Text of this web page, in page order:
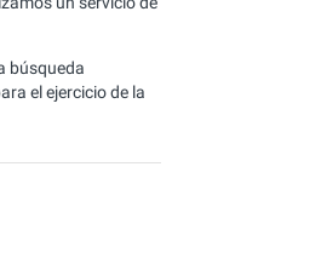
búsqueda
el ejercicio de la